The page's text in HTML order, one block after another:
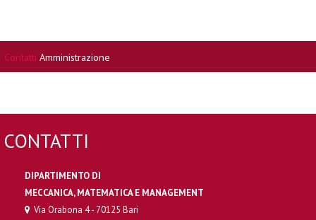
Contatti Amministrazione
CONTATTI
DIPARTIMENTO DI
MECCANICA, MATEMATICA E MANAGEMENT
Via Orabona 4 - 70125 Bari